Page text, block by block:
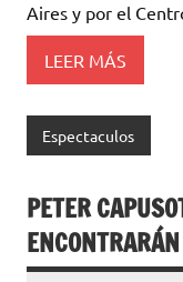
Aires y por el
LEER MÁS
Espectaculos
PETER